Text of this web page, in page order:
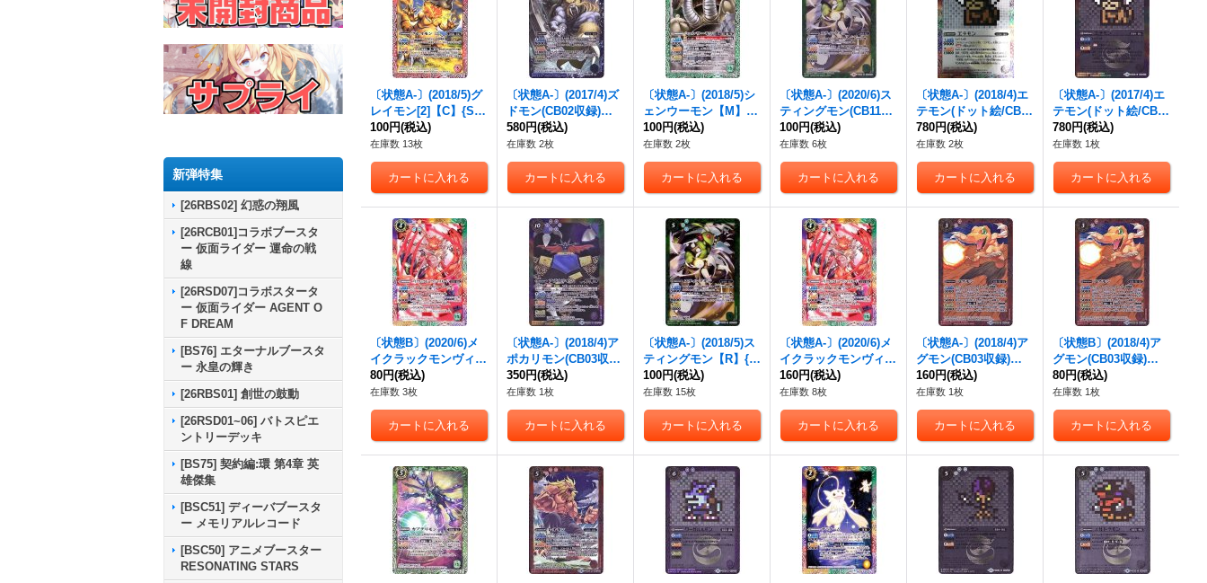
新弾特集
[26RBS02] 幻惑の翔風
[26RCB01]コラボブースタ
ー 仮面ライダー 運命の戦
線
[26RSD07]コラボスタータ
ー 仮面ライダー AGENT O
F DREAM
[BS76] エターナルブースタ
ー 永皇の輝き
[26RBS01] 創世の鼓動
[26RSD01~06] バトスピエ
ントリーデッキ
[BS75] 契約編:環 第4章 英
雄傑集
[BSC51] ディーバブースタ
ー メモリアルレコード
[BSC50] アニメブースター
RESONATING STARS
〔状態A-〕(2018/5)グ
レイモン[2]【C】{SD
45-002}《赤》
100円(税込)
在庫数 13枚
〔状態A-〕(2017/4)ズ
ドモン(CB02収録)
【X】{CB02-X08}
《青》
580円(税込)
在庫数 2枚
〔状態A-〕(2018/5)シ
ェンウーモン【M】{C
B07-020}《緑》
100円(税込)
在庫数 2枚
〔状態A-〕(2020/6)ス
ティングモン(CB11収
録)【R】{CB05-024}
《緑》
100円(税込)
在庫数 6枚
〔状態A-〕(2018/4)エ
テモン(ドット絵/CB03
収録)【C-SEC】{CB0
2-058}《多》
780円(税込)
在庫数 2枚
〔状態A-〕(2017/4)エ
テモン(ドット絵/CB02
収録)【C-SEC】{CB0
2-058}《多》
780円(税込)
在庫数 1枚
〔状態B〕(2020/6)メ
イクラックモンヴィシ
ャスモード【C】{CB1
1-017}《多》
80円(税込)
在庫数 3枚
〔状態A-〕(2018/4)ア
ポカリモン(CB03収録)
【M】{CB02-059}
《多》
350円(税込)
在庫数 1枚
〔状態A-〕(2018/5)ス
ティングモン【R】{C
B05-024}《緑》
100円(税込)
在庫数 15枚
〔状態A-〕(2020/6)メ
イクラックモンヴィシ
ャスモード【C】{CB1
1-017}《多》
160円(税込)
在庫数 8枚
〔状態A-〕(2018/4)ア
グモン(CB03収録)
【R】{CB02-001}
《赤》
160円(税込)
在庫数 1枚
〔状態B〕(2018/4)ア
グモン(CB03収録)
【R】{CB02-001}
《赤》
80円(税込)
在庫数 1枚